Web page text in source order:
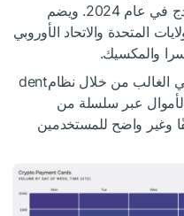
التسويات الدولية من مشروع إم بريدج في عام 2024. ويضم
المتحدة والاتحاد الأوروبي
والمكسيك.
لا تزال المدفوعات عبر الحدود تتم في الغالب من خلال نظامdent
عبر سلسلة من
وغير واضح للمستخدمين